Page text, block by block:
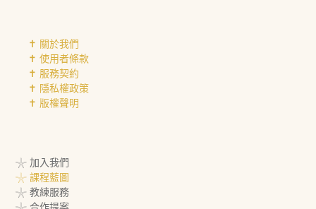
✝︎ 關於我們
✝︎ 使用者條款
✝︎ 服務契約
✝︎ 隱私權政策
✝︎ 版權聲明
𓇼 加入我們
𓇼 課程藍圖
𓇼 教練服務